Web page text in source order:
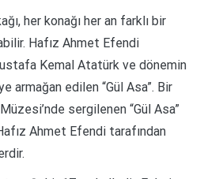
her konağı her an farklı bir
Hafız Ahmet Efendi
Kemal Atatürk ve dönemin
armağan edilen “Gül Asa”. Bir
sergilenen “Gül Asa”
Ahmet Efendi tarafından